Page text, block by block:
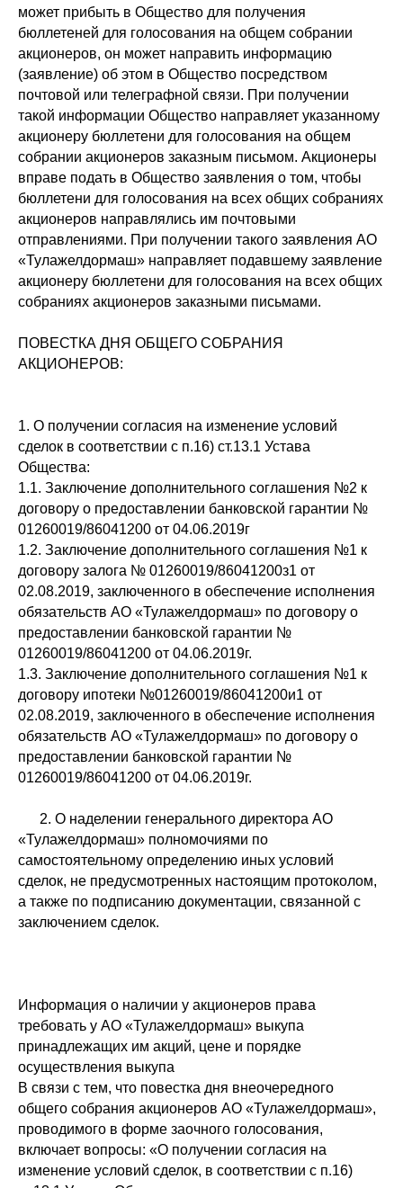
может прибыть в Общество для получения
бюллетеней для голосования на общем собрании
акционеров, он может направить информацию
(заявление) об этом в Общество посредством
почтовой или телеграфной связи. При получении
такой информации Общество направляет указанному
акционеру бюллетени для голосования на общем
собрании акционеров заказным письмом. Акционеры
вправе подать в Общество заявления о том, чтобы
бюллетени для голосования на всех общих собраниях
акционеров направлялись им почтовыми
отправлениями. При получении такого заявления АО
«Тулажелдормаш» направляет подавшему заявление
акционеру бюллетени для голосования на всех общих
собраниях акционеров заказными письмами.
ПОВЕСТКА ДНЯ ОБЩЕГО СОБРАНИЯ
АКЦИОНЕРОВ:
1. О получении согласия на изменение условий
сделок в соответствии с п.16) ст.13.1 Устава
Общества:
1.1. Заключение дополнительного соглашения №2 к
договору о предоставлении банковской гарантии №
01260019/86041200 от 04.06.2019г
1.2. Заключение дополнительного соглашения №1 к
договору залога № 01260019/86041200з1 от
02.08.2019, заключенного в обеспечение исполнения
обязательств АО «Тулажелдормаш» по договору о
предоставлении банковской гарантии №
01260019/86041200 от 04.06.2019г.
1.3. Заключение дополнительного соглашения №1 к
договору ипотеки №01260019/86041200и1 от
02.08.2019, заключенного в обеспечение исполнения
обязательств АО «Тулажелдормаш» по договору о
предоставлении банковской гарантии №
01260019/86041200 от 04.06.2019г.
2. О наделении генерального директора АО
«Тулажелдормаш» полномочиями по
самостоятельному определению иных условий
сделок, не предусмотренных настоящим протоколом,
а также по подписанию документации, связанной с
заключением сделок.
Информация о наличии у акционеров права
требовать у АО «Тулажелдормаш» выкупа
принадлежащих им акций, цене и порядке
осуществления выкупа
В связи с тем, что повестка дня внеочередного
общего собрания акционеров АО «Тулажелдормаш»,
проводимого в форме заочного голосования,
включает вопросы: «О получении согласия на
изменение условий сделок, в соответствии с п.16)